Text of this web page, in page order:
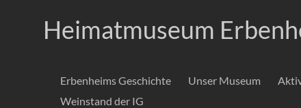
Heimatmuseum
Erbenheims Geschichte Unser Museum
Weinstand der IG